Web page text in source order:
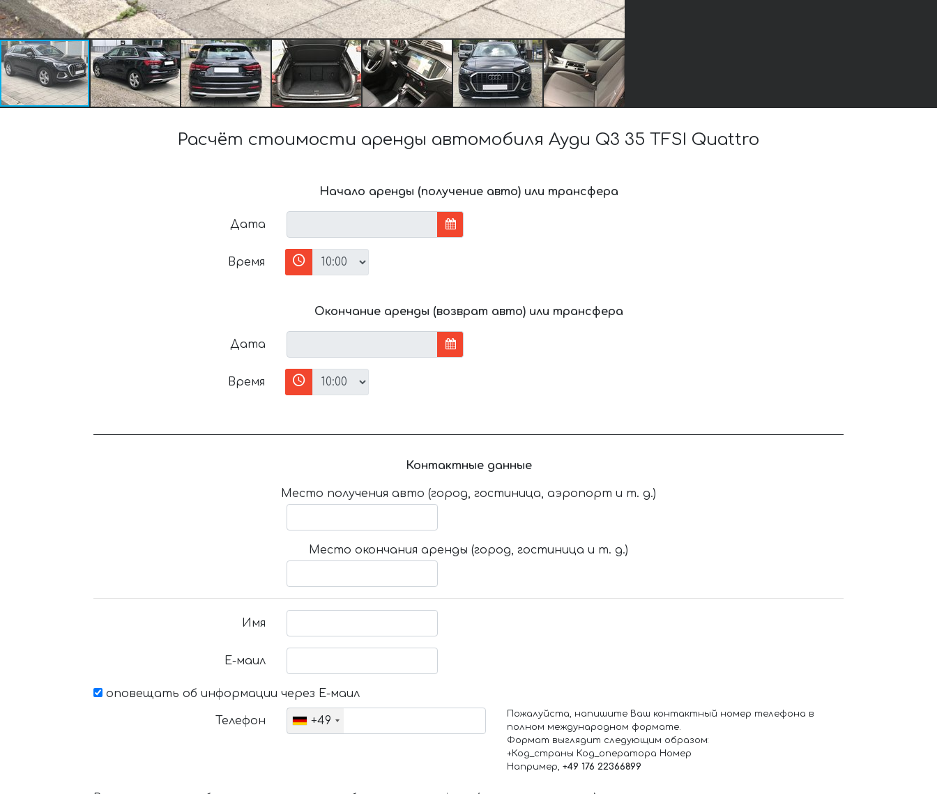
Расчёт стоимости аренды автомобиля Ауди Q3 35 TFSI Quattro
Начало аренды (получение авто) или трансфера
Дата
Время
Окончание аренды (возврат авто) или трансфера
Дата
Время
Контактные данные
Место получения авто (город, гостиница, аэропорт и т. д.)
Место окончания аренды (город, гостиница и т. д.)
Имя
Е-маил
оповещать об информации через Е-маил
Телефон +49
Пожалуйста, напишите Ваш контактный номер телефона в
полном международном формате.
Формат выглядит следующим образом:
+Код_страны Код_оператора Номер
Например, +49 176 22366899